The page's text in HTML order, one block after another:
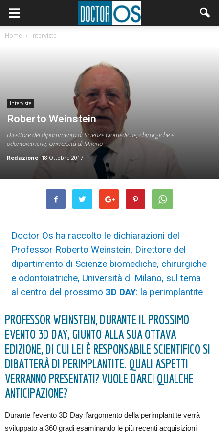
Home Interviste
Interviste
Roberto Weinstein
Direttore del dipartimento di Scienze biomediche, chirurgiche e
odontoiatriche, Università di Milano
Redazione 18 Ottobre 2017
Doctor Os ha raccolto le dichiarazioni del
Professor Roberto Weinstein, Direttore del
dipartimento di Scienze biomediche, chirurgiche
e odontoiatriche, Università di Milano, sul tema
al centro del prossimo 3D DAY: la perimplantite
PROFESSOR WEINSTEIN, DURANTE IL PROSSIMO
EVENTO 3D DAY, GIUNTO ALLA SUA OTTAVA
EDIZIONE, DI CUI LEI È RESPONSABILE SCIENTIFICO SI
DIBATTERÀ DI PERIMPLANTITE. QUALI ASPETTI
VERRANNO PRESENTATI? VUOLE DARCI QUALCHE
ANTICIPAZIONE?
Durante l’evento 3D Day l’argomento della perimplantite verrà
sviluppato a 360 gradi esaminando le più recenti acquisizioni